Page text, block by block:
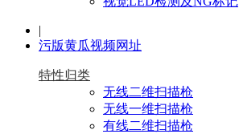
|
污版黄瓜视频网址
特性归类
无线二维扫描枪
无线一维扫描枪
有线二维扫描枪